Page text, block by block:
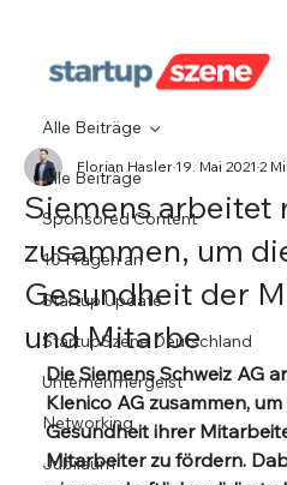
Alle Beiträge
Sponsored Content
10 Fragen an
Startup Update
StartupSzene Deutschland
Unternehmergeist
Networking
Jubiläum
Alle Beiträge
Siemens arbeitet
zusammen, um
Gesundheit der
und Mitarbe
Florian Hasler19. Mai 20212
Die Siemens Schweiz AG
Klenico AG zusammen,
Gesundheit ihrer
Mitarbeiter zu fördern.